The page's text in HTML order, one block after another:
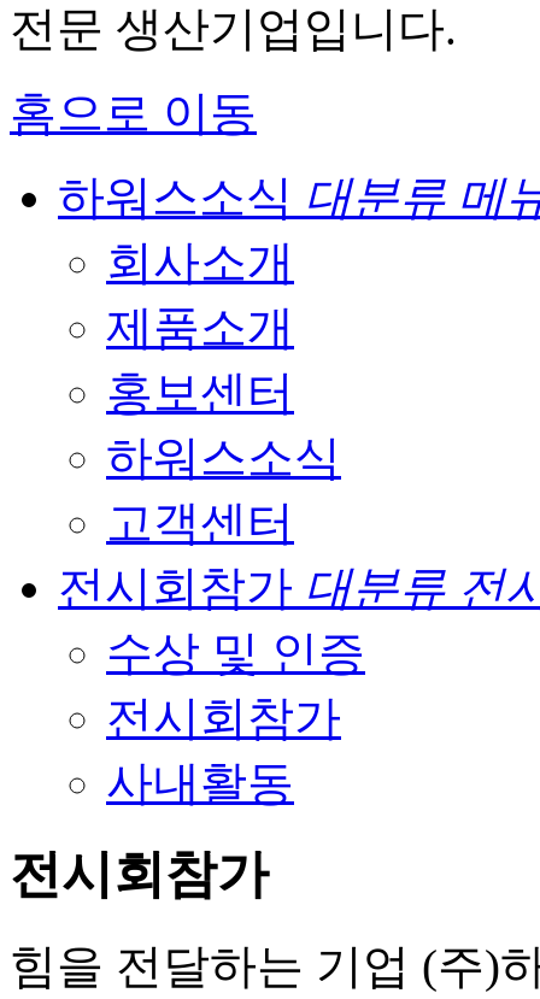
전문 생산기업입니다.
홈으로 이동
하워스소식 대분류 메
회사소개
제품소개
홍보센터
하워스소식
고객센터
전시회참가 대분류 전
수상 및 인증
전시회참가
사내활동
전시회참가
힘을 전달하는 기업 (주)